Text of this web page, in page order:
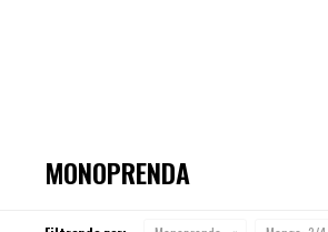
MONOPRENDA